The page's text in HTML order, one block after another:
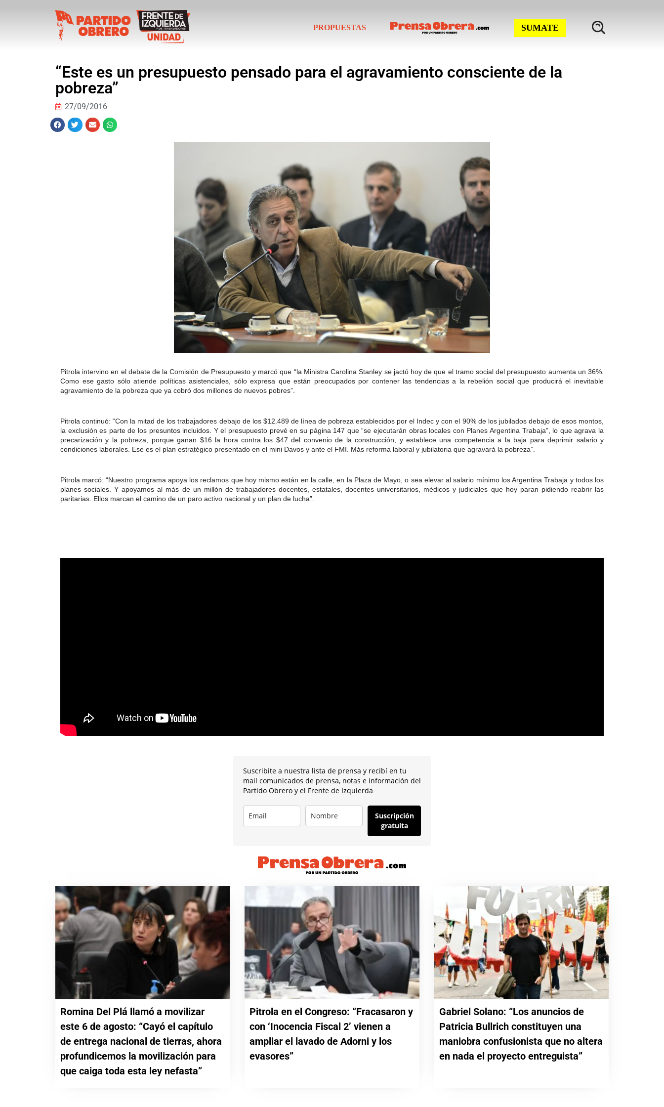
PROPUESTAS SUMATE
“Este es un presupuesto pensado para el agravamiento consciente de la
pobreza”
27/09/2016
Pitrola intervino en el debate de la Comisión de Presupuesto y marcó que “la Ministra Carolina Stanley se jactó hoy de que el tramo social del presupuesto aumenta un 36%.
Como ese gasto sólo atiende políticas asistenciales, sólo expresa que están preocupados por contener las tendencias a la rebelión social que producirá el inevitable
agravamiento de la pobreza que ya cobró dos millones de nuevos pobres”.
Pitrola continuó: “Con la mitad de los trabajadores debajo de los $12.489 de línea de pobreza establecidos por el Indec y con el 90% de los jubilados debajo de esos montos,
la exclusión es parte de los presuntos incluidos. Y el presupuesto prevé en su página 147 que “se ejecutarán obras locales con Planes Argentina Trabaja”, lo que agrava la
precarización y la pobreza, porque ganan $16 la hora contra los $47 del convenio de la construcción, y establece una competencia a la baja para deprimir salario y
condiciones laborales. Ese es el plan estratégico presentado en el mini Davos y ante el FMI. Más reforma laboral y jubilatoria que agravará la pobreza”.
Pitrola marcó: “Nuestro programa apoya los reclamos que hoy mismo están en la calle, en la Plaza de Mayo, o sea elevar al salario mínimo los Argentina Trabaja y todos los
planes sociales. Y apoyamos al más de un millón de trabajadores docentes, estatales, docentes universitarios, médicos y judiciales que hoy paran pidiendo reabrir las
paritarias. Ellos marcan el camino de un paro activo nacional y un plan de lucha”.
Suscribite a nuestra lista de prensa y recibí en tu
mail comunicados de prensa, notas e información del
Partido Obrero y el Frente de Izquierda
Suscripción
gratuita
Romina Del Plá llamó a movilizar
este 6 de agosto: “Cayó el capítulo
de entrega nacional de tierras, ahora
profundicemos la movilización para
que caiga toda esta ley nefasta”
Pitrola en el Congreso: “Fracasaron y
con ‘Inocencia Fiscal 2’ vienen a
ampliar el lavado de Adorni y los
evasores”
Gabriel Solano: “Los anuncios de
Patricia Bullrich constituyen una
maniobra confusionista que no altera
en nada el proyecto entreguista”